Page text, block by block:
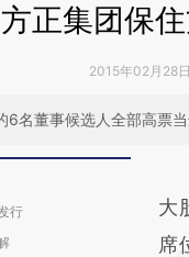
方正集团保
2015年02月28
6名董事候选人全部高票
行
大
席